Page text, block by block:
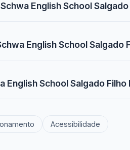
English School
English School Salgado
English School Salgado
Acessibilidade